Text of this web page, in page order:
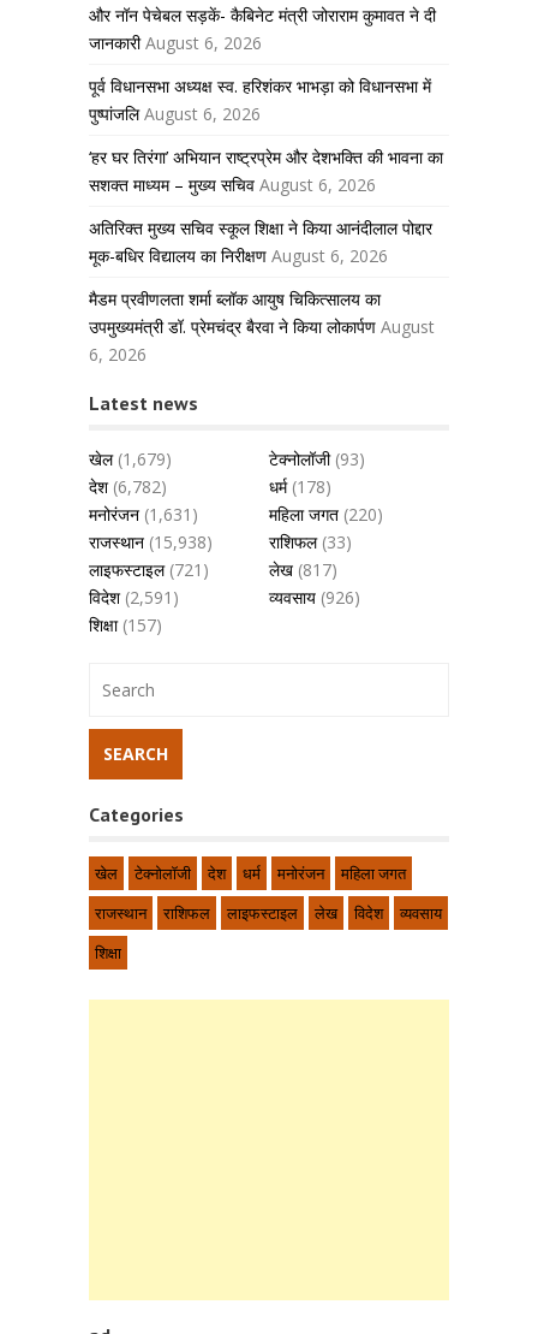
और नॉन पेचेबल सड़कें- कैबिनेट मंत्री जोराराम कुमावत ने दी
जानकारी August 6, 2026
पूर्व विधानसभा अध्यक्ष स्व. हरिशंकर भाभड़ा को विधानसभा में
पुष्पांजलि August 6, 2026
‘हर घर तिरंगा’ अभियान राष्ट्रप्रेम और देशभक्ति की भावना का
सशक्त माध्यम – मुख्य सचिव August 6, 2026
अतिरिक्त मुख्य सचिव स्कूल शिक्षा ने किया आनंदीलाल पोद्दार
मूक-बधिर विद्यालय का निरीक्षण August 6, 2026
मैडम प्रवीणलता शर्मा ब्लॉक आयुष चिकित्सालय का
उपमुख्यमंत्री डॉ. प्रेमचंद्र बैरवा ने किया लोकार्पण August
6, 2026
Latest news
खेल(1,679) टेक्नोलॉजी(93)
देश(6,782) धर्म(178)
मनोरंजन (1,631) महिला जगत (220)
राजस्थान (15,938) राशिफल(33)
लाइफस्टाइल(721) लेख (817)
विदेश(2,591) व्यवसाय (926)
शिक्षा(157)
Categories
खेल टेक्नोलॉजी देश धर्म मनोरंजन
महिला जगत
राजस्थान
राशिफल लाइफस्टाइल लेख विदेश
व्यवसाय
शिक्षा